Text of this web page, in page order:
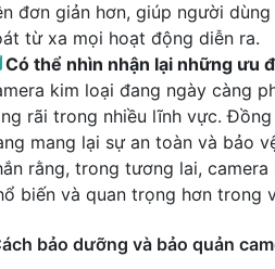
đơn giản hơn, giúp người
từ xa mọi hoạt động diễn ra.
Có thể nhìn nhận lại những ưu
kim loại đang ngày càng
rãi trong nhiều lĩnh vực.
mang lại sự an toàn và bảo
rằng, trong tương lai,
biến và quan trọng hơn trong
bảo dưỡng và bảo quản